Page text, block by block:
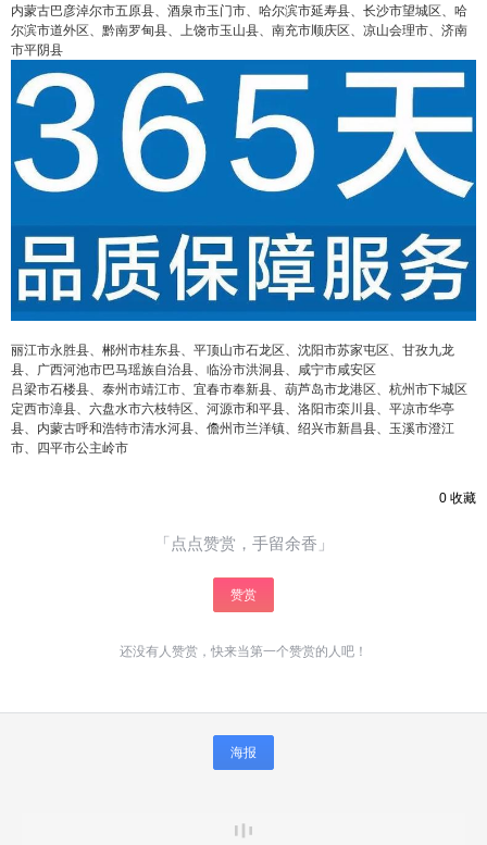
内蒙古巴彦淖尔市五原县、酒泉市玉门市、哈尔滨市延寿县、长沙市望城区、哈
尔滨市道外区、黔南罗甸县、上饶市玉山县、南充市顺庆区、凉山会理市、济南
市平阴县
丽江市永胜县、郴州市桂东县、平顶山市石龙区、沈阳市苏家屯区、甘孜九龙
县、广西河池市巴马瑶族自治县、临汾市洪洞县、咸宁市咸安区
吕梁市石楼县、泰州市靖江市、宜春市奉新县、葫芦岛市龙港区、杭州市下城区
定西市漳县、六盘水市六枝特区、河源市和平县、洛阳市栾川县、平凉市华亭
县、内蒙古呼和浩特市清水河县、儋州市兰洋镇、绍兴市新昌县、玉溪市澄江
市、四平市公主岭市
0 收藏
「点点赞赏，手留余香」
赞赏
还没有人赞赏，快来当第一个赞赏的人吧！
海报
false 给undefined打赏
元 5 元 10
20 元 50 自定义
false 付费内容
立刻支付
您没有权限发布内容，请购买会员或者提升权
限。
6位以上
忘记密码？找回